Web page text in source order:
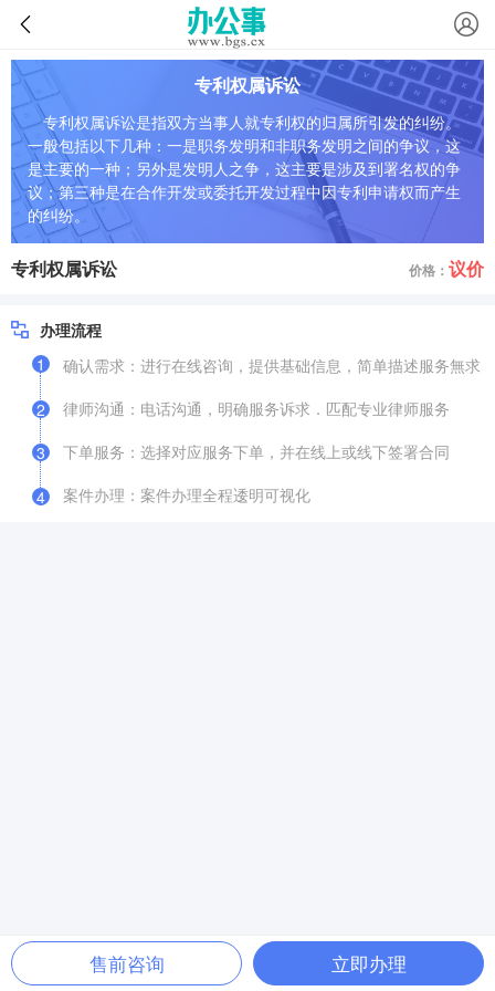
专利权属诉讼
专利权属诉讼是指双方当事人就专利权的归属所引发的纠纷。
一般包括以下几种：一是职务发明和非职务发明之间的争议，这
是主要的一种；另外是发明人之争，这主要是涉及到署名权的争
议；第三种是在合作开发或委托开发过程中因专利申请权而产生
的纠纷。
专利权属诉讼 价格： 议价
办理流程
1
确认需求：进行在线咨询，提供基础信息，简单描述服务無求
2
律师沟通：电话沟通，明确服务诉求．匹配专业律师服务
3
下单服务：选择对应服务下单，并在线上或线下签署合同
4 案件办理：案件办理全程逶明可视化
售前咨询 立即办理